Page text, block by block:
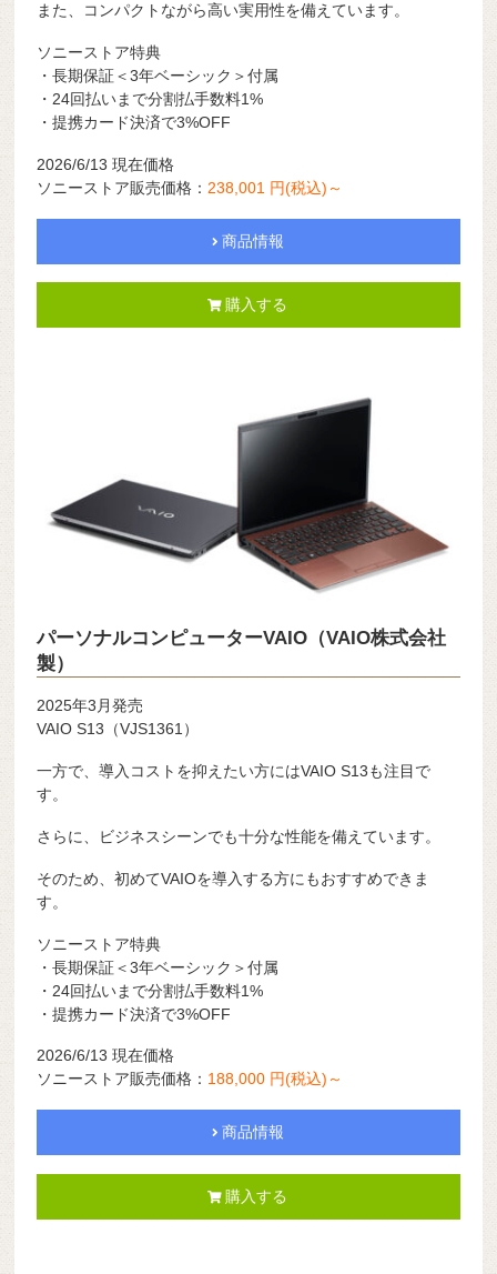
また、コンパクトながら高い実用性を備えています。
ソニーストア特典
・長期保証＜3年ベーシック＞付属
・24回払いまで分割払手数料1%
・提携カード決済で3%OFF
2026/6/13 現在価格
ソニーストア販売価格： 238,001 円(税込)～
商品情報
購入する
パーソナルコンピューターVAIO（VAIO株式会社
製）
2025年3月発売
VAIO S13（VJS1361）
一方で、導入コストを抑えたい方にはVAIO S13も注目で
す。
さらに、ビジネスシーンでも十分な性能を備えています。
そのため、初めてVAIOを導入する方にもおすすめできま
す。
ソニーストア特典
・長期保証＜3年ベーシック＞付属
・24回払いまで分割払手数料1%
・提携カード決済で3%OFF
2026/6/13 現在価格
ソニーストア販売価格： 188,000 円(税込)～
商品情報
購入する